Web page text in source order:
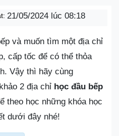
21/05/2024 lúc 08:18
và muốn tìm một địa chỉ
cấp tốc để có thể thỏa
Vậy thì hãy cùng
2 địa chỉ học đầu bếp
theo học những khóa học
dưới đây nhé!